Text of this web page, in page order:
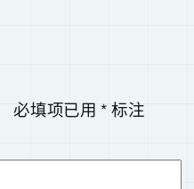
必填项已用*标注